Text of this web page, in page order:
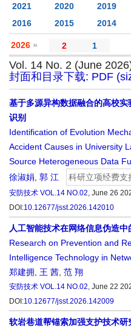
2021
2020 2019
2016
2015 2014
2026 » 2 1
Vol. 14 No. 2 (June
封面和目录下载: PDF
基于多源异构数据融合的高校
识别
Identification of Evolution
Accident Causes in University
Source Heterogeneous Data
徐淑娟 郭 江 科研立项经费支
安防技术 VOL.14 NO.02, June 26
DOI:10.12677/jsst.2026.142010
人工智能技术在网络信息伪造
Research on Prevention and
Intelligence Technology in
郑建拥
王 茜 范 翔
安防技术 VOL.14 NO.02, June 22
DOI:10.12677/jsst.2026.142009
软岩巷道帮锚索加强支护技术研